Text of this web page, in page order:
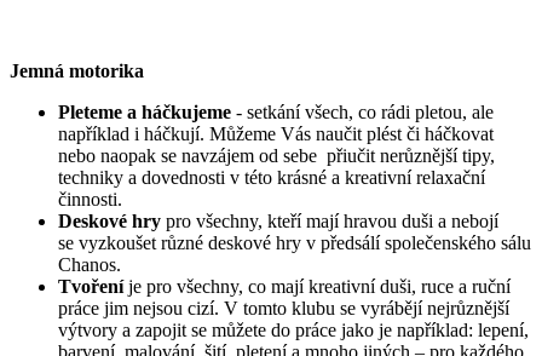
Jemná motorika
Pleteme a háčkujeme - setkání všech, co rádi pletou, ale
například i háčkují. Můžeme Vás naučit plést či háčkovat
nebo naopak se navzájem od sebe přiučit nerůznější tipy,
techniky a dovednosti v této krásné a kreativní relaxační
činnosti.
Deskové hry pro všechny, kteří mají hravou duši a nebojí
se vyzkoušet různé deskové hry v předsálí společenského sálu
Chanos.
Tvořeníje pro všechny, co mají kreativní duši, ruce a ruční
práce jim nejsou cizí. V tomto klubu se vyrábějí nejrůznější
výtvory a zapojit se můžete do práce jako je například: lepení,
barvení, malování, šití, pletení a mnoho jiných – pro každého